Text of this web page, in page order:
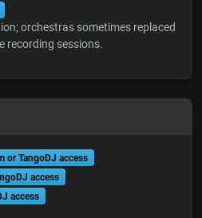
orchestras sometimes replaced
recording sessions.
or TangoDJ access
access
access